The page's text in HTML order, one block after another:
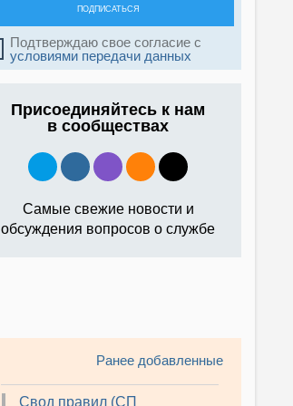
ПОДПИСАТЬСЯ
Подтверждаю свое согласие с
условиями передачи данных
Присоединяйтесь к нам
в сообществах
Самые свежие новости и
обсуждения вопросов о службе
Свод правил (СП
Ранее добавленные